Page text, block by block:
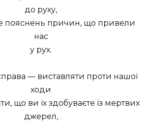
до руху,
пояснень причин, що привели
нас
у рух.
— виставляти проти нашої
ходи
що ви їх здобуваєте із мертвих
джерел,